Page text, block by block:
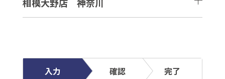
入力 確認 完了